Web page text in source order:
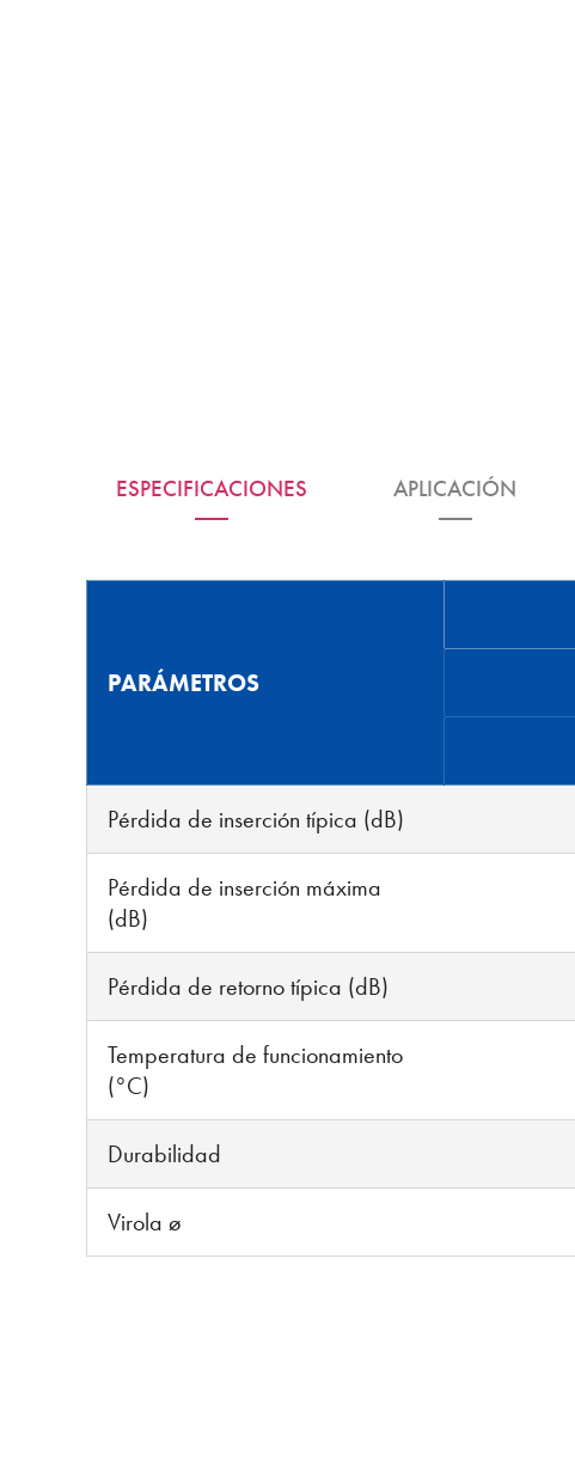
ESPECIFICACIONES APLICACIÓN
PARÁMETROS
Pérdida de inserción típica (dB)
Pérdida de inserción máxima
(dB)
Pérdida de retorno típica (dB)
Temperatura de funcionamiento
(°C)
Durabilidad
Virola ø